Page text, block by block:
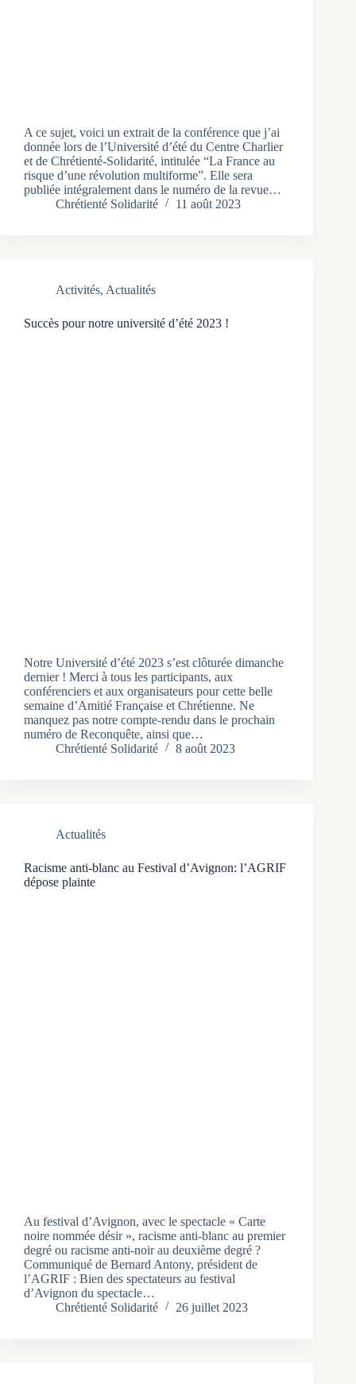
A ce sujet, voici un extrait de la conférence que j’ai
donnée lors de l’Université d’été du Centre Charlier
et de Chrétienté-Solidarité, intitulée “La France au
risque d’une révolution multiforme”. Elle sera
publiée intégralement dans le numéro de la revue…
Chrétienté Solidarité
11 août 2023
Activités, Actualités
Succès pour notre université d’été 2023 !
Notre Université d’été 2023 s’est clôturée dimanche
dernier ! Merci à tous les participants, aux
conférenciers et aux organisateurs pour cette belle
semaine d’Amitié Française et Chrétienne. Ne
manquez pas notre compte-rendu dans le prochain
numéro de Reconquête, ainsi que…
Chrétienté Solidarité
8 août 2023
Actualités
Racisme anti-blanc au Festival d’Avignon: l’AGRIF
dépose plainte
Au festival d’Avignon, avec le spectacle « Carte
noire nommée désir », racisme anti-blanc au premier
degré ou racisme anti-noir au deuxième degré ?
Communiqué de Bernard Antony, président de
l’AGRIF : Bien des spectateurs au festival
d’Avignon du spectacle…
Chrétienté Solidarité
26 juillet 2023